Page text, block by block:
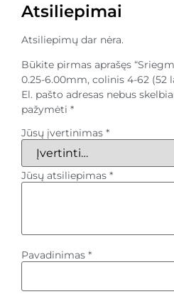
Atsiliepimai
Atsiliepimų dar nėra.
Būkite pirmas aprašęs
0.25-6.00mm, colinis 4-62 (52
El. pašto adresas nebus
pažymėti *
Jūsų įvertinimas *
Jūsų atsiliepimas *
Pavadinimas *